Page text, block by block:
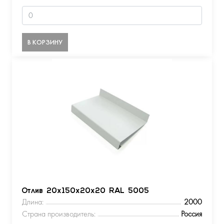
В КОРЗИНУ
Отлив 20х150х20х20 RAL 5005
Длина:
2000
Страна производитель:
Россия